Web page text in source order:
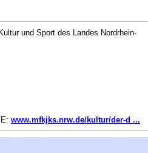
und Sport des Landes Nordrhein-
www.mfkjks.nrw.de/kultur/der-d ...